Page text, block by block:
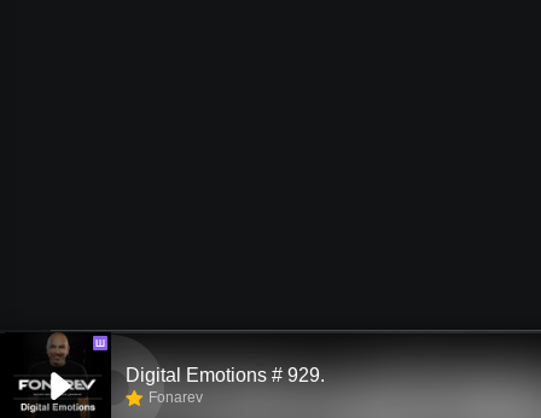
Ш
Digital Emotions # 929.
Fonarev